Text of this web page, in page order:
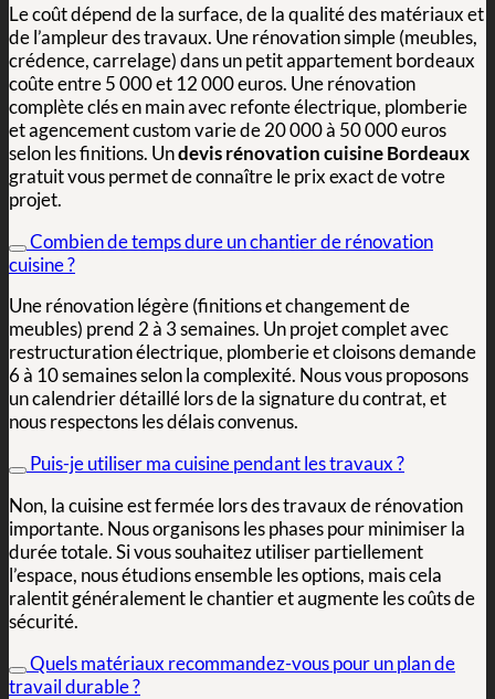
Le coût dépend de la surface, de la qualité des matériaux et
de l’ampleur des travaux. Une rénovation simple (meubles,
crédence, carrelage) dans un petit appartement bordeaux
coûte entre 5 000 et 12 000 euros. Une rénovation
complète clés en main avec refonte électrique, plomberie
et agencement custom varie de 20 000 à 50 000 euros
selon les finitions. Undevis rénovation cuisine Bordeaux
gratuit vous permet de connaître le prix exact de votre
projet.
Combien de temps dure un chantier de rénovation
cuisine ?
Une rénovation légère (finitions et changement de
meubles) prend 2 à 3 semaines. Un projet complet avec
restructuration électrique, plomberie et cloisons demande
6 à 10 semaines selon la complexité. Nous vous proposons
un calendrier détaillé lors de la signature du contrat, et
nous respectons les délais convenus.
Puis-je utiliser ma cuisine pendant les travaux ?
Non, la cuisine est fermée lors des travaux de rénovation
importante. Nous organisons les phases pour minimiser la
durée totale. Si vous souhaitez utiliser partiellement
l’espace, nous étudions ensemble les options, mais cela
ralentit généralement le chantier et augmente les coûts de
sécurité.
Quels matériaux recommandez-vous pour un plan de
travail durable ?